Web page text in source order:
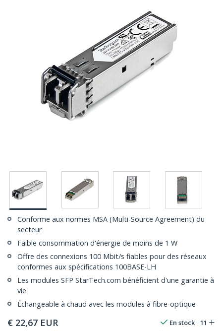
Conforme aux normes MSA (Multi-Source Agreement) du
secteur
Faible consommation d'énergie de moins de 1 W
Offre des connexions 100 Mbit/s fiables pour des réseaux
conformes aux spécifications 100BASE-LH
Les modules SFP StarTech.com bénéficient d'une garantie à
vie
Échangeable à chaud avec les modules à fibre-optique
€ 22,67 EUR En stock 11